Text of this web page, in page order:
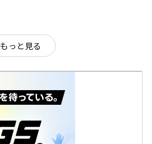
もっと見る